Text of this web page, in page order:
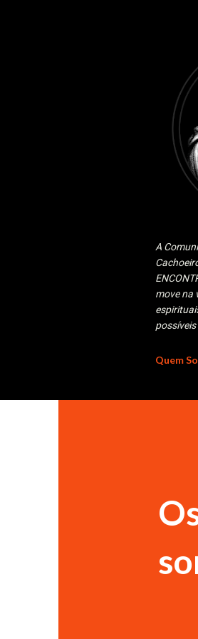
A
move na
possíveis
Quem